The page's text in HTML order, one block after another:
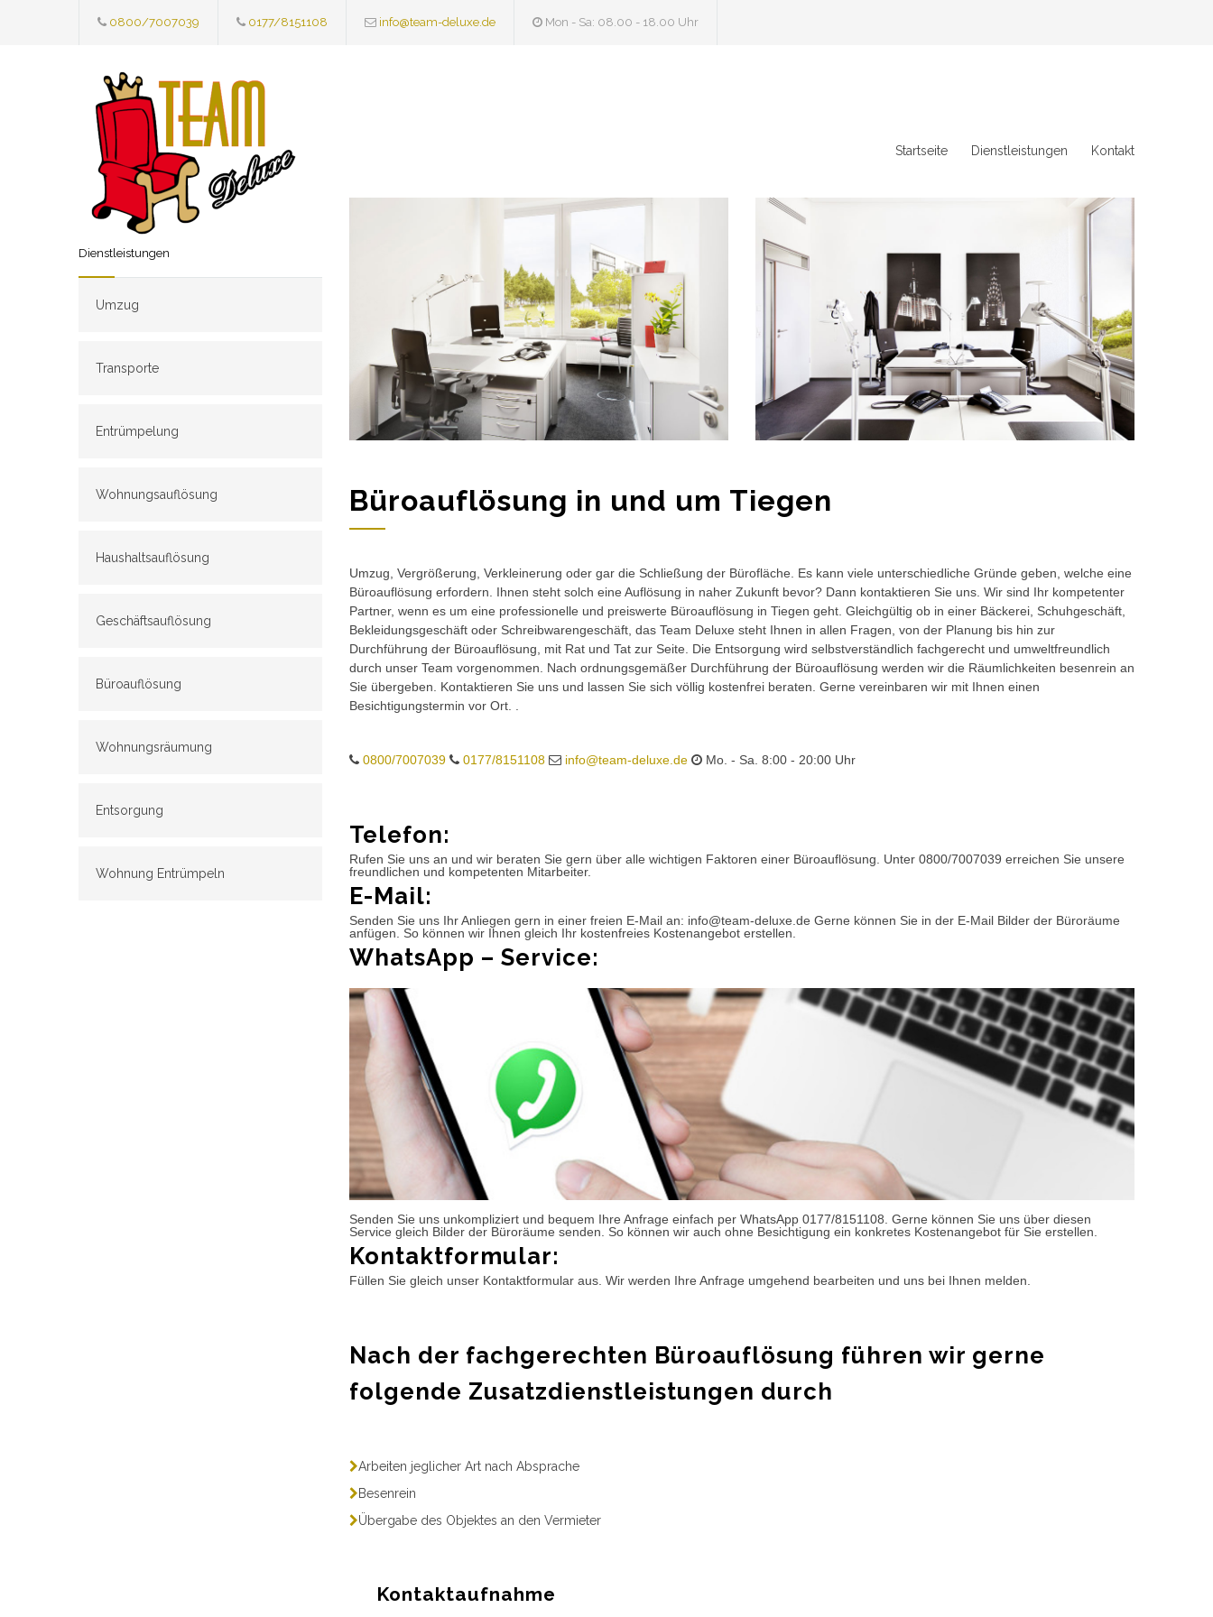
0800/7007039 0177/8151108 info@team-deluxe.de Mon - Sa: 08.00 - 18.00 Uhr
Startseite Dienstleistungen Kontakt
Dienstleistungen
Umzug
Transporte
Entrümpelung
Wohnungsauflösung
Haushaltsauflösung
Geschäftsauflösung
Büroauflösung
Wohnungsräumung
Entsorgung
Wohnung Entrümpeln
Büroauflösung in und um Tiegen
Umzug, Vergrößerung, Verkleinerung oder gar die Schließung der Bürofläche. Es kann viele unterschiedliche Gründe geben, welche eine
Büroauflösung erfordern. Ihnen steht solch eine Auflösung in naher Zukunft bevor? Dann kontaktieren Sie uns. Wir sind Ihr kompetenter
Partner, wenn es um eine professionelle und preiswerte Büroauflösung in Tiegen geht. Gleichgültig ob in einer Bäckerei, Schuhgeschäft,
Bekleidungsgeschäft oder Schreibwarengeschäft, das Team Deluxe steht Ihnen in allen Fragen, von der Planung bis hin zur
Durchführung der Büroauflösung, mit Rat und Tat zur Seite. Die Entsorgung wird selbstverständlich fachgerecht und umweltfreundlich
durch unser Team vorgenommen. Nach ordnungsgemäßer Durchführung der Büroauflösung werden wir die Räumlichkeiten besenrein an
Sie übergeben. Kontaktieren Sie uns und lassen Sie sich völlig kostenfrei beraten. Gerne vereinbaren wir mit Ihnen einen
Besichtigungstermin vor Ort. .
0800/7007039 0177/8151108 info@team-deluxe.de Mo. - Sa. 8:00 - 20:00 Uhr
Telefon:
Rufen Sie uns an und wir beraten Sie gern über alle wichtigen Faktoren einer Büroauflösung. Unter 0800/7007039 erreichen Sie unsere
freundlichen und kompetenten Mitarbeiter.
E-Mail:
Senden Sie uns Ihr Anliegen gern in einer freien E-Mail an: info@team-deluxe.de Gerne können Sie in der E-Mail Bilder der Büroräume
anfügen. So können wir Ihnen gleich Ihr kostenfreies Kostenangebot erstellen.
WhatsApp – Service:
Senden Sie uns unkompliziert und bequem Ihre Anfrage einfach per WhatsApp 0177/8151108. Gerne können Sie uns über diesen
Service gleich Bilder der Büroräume senden. So können wir auch ohne Besichtigung ein konkretes Kostenangebot für Sie erstellen.
Kontaktformular:
Füllen Sie gleich unser Kontaktformular aus. Wir werden Ihre Anfrage umgehend bearbeiten und uns bei Ihnen melden.
Nach der fachgerechten Büroauflösung führen wir gerne
folgende Zusatzdienstleistungen durch
Arbeiten jeglicher Art nach Absprache
Besenrein
Übergabe des Objektes an den Vermieter
Kontaktaufnahme